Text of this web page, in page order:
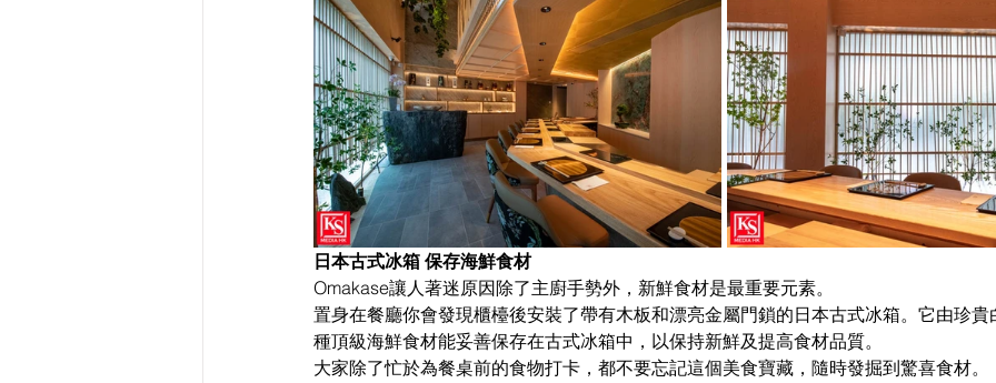
日本古式冰箱 保存海鮮食材
Omakase讓人著迷原因除了主廚手勢外，新鮮食材是最重要元素。
置身在餐廳你會發現櫃檯後安裝了帶有木板和漂亮金屬門鎖的日本古式冰箱。它由珍貴
種頂級海鮮食材能妥善保存在古式冰箱中，以保持新鮮及提高食材品質。
大家除了忙於為餐桌前的食物打卡，都不要忘記這個美食寶藏，隨時發掘到驚喜食材。